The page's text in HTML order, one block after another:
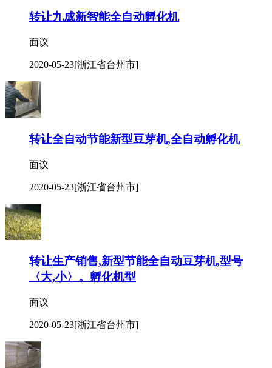
转让九成新智能全自动孵化机
面议
2020-05-23[浙江省台州市]
转让全自动节能新型豆芽机,全自动孵化机
面议
2020-05-23[浙江省台州市]
转让生产销售,新型节能全自动豆芽机,型号
〈大,小〉。孵化机型
面议
2020-05-23[浙江省台州市]